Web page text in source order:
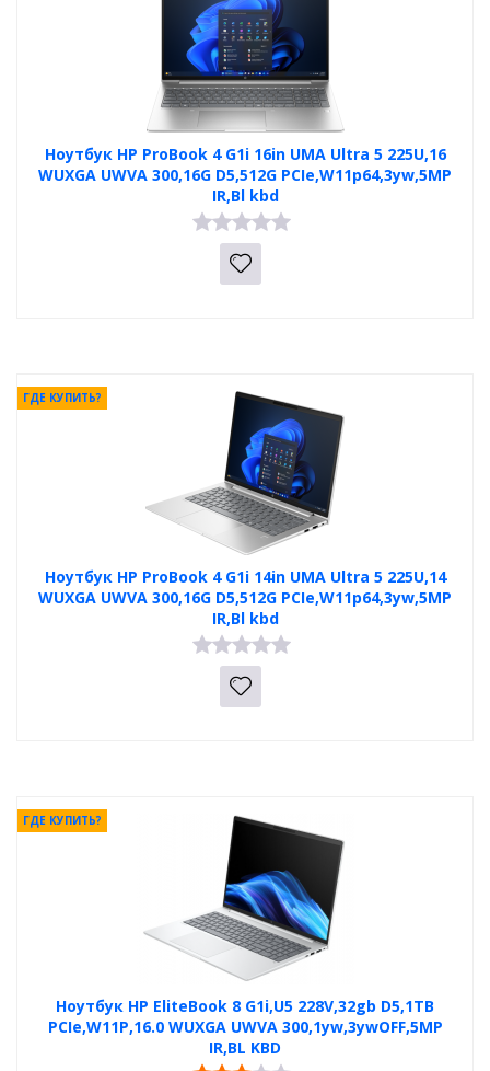
Ноутбук HP ProBook 4 G1i 16in UMA Ultra 5 225U,16
WUXGA UWVA 300,16G D5,512G PCIe,W11p64,3yw,5MP
IR,Bl kbd
Ноутбук HP ProBook 4 G1i 14in UMA Ultra 5 225U,14
WUXGA UWVA 300,16G D5,512G PCIe,W11p64,3yw,5MP
IR,Bl kbd
ГДЕ КУПИТЬ?
Ноутбук HP EliteBook 8 G1i,U5 228V,32gb D5,1TB
PCIe,W11P,16.0 WUXGA UWVA 300,1yw,3ywOFF,5MP
IR,BL KBD
ГДЕ КУПИТЬ?